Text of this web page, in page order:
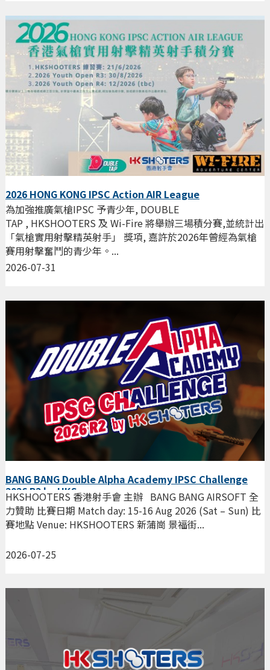
2026 HONG KONG IPSC Action AIR League
2026-07-31
為加強推廣氣槍IPSC 予青少年, DOUBLE
TAP , HKSHOOTERS 及 Wi-Fire 將舉辦三場積分賽,並統計出
「氣槍實用射擊精英射手」 獎項, 嘉許於2026年曾經為氣槍
賽用射擊奮鬥的青少年。...
BANG BANG Double Alpha Academy IPSC Challenge
2026 R2 by HKS
2026-07-25
HKSHOOTERS 香港射手會 主辦 BANG BANG AIRSOFT 全
力贊助 比賽日期 Match day: 15-16 Aug 2026 (Sat – Sun) 比
賽地點 Venue: HKSHOOTERS 新蒲崗 景福街...